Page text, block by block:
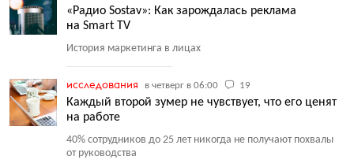
«Радио Sostav»: Как зарождалась реклама
на Smart TV
История маркетинга в лицах
исследования в четверг в 06:00 19
Каждый второй зумер не чувствует, что его ценят
на работе
40% сотрудников до 25 лет никогда не получают похвалы
от руководства